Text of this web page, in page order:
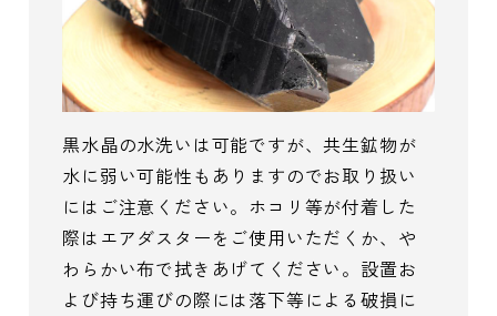
黒水晶の水洗いは可能ですが、共生鉱物が
水に弱い可能性もありますのでお取り扱い
にはご注意ください。ホコリ等が付着した
際はエアダスターをご使用いただくか、や
わらかい布で拭きあげてください。設置お
よび持ち運びの際には落下等による破損に